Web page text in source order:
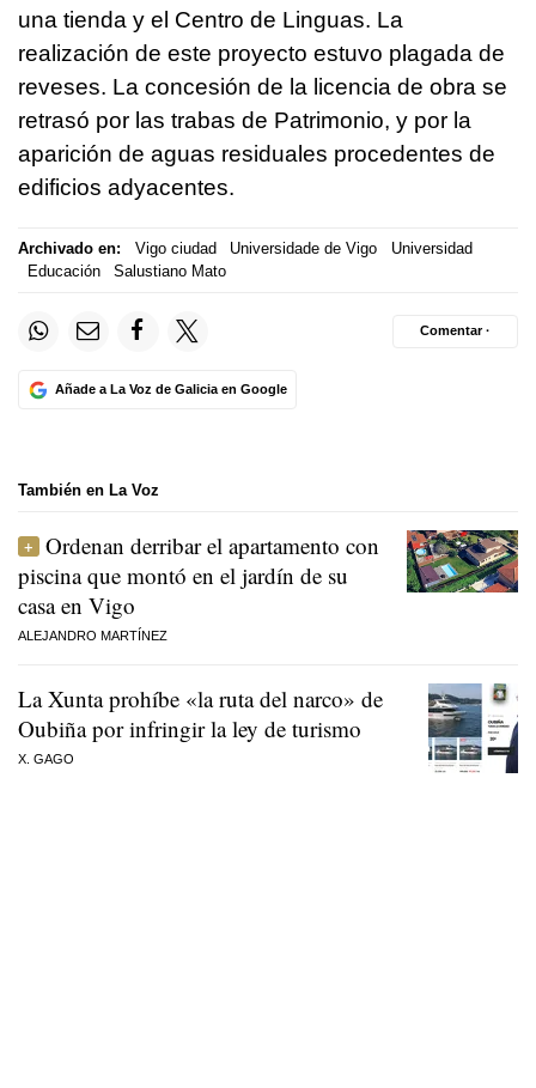
una tienda y el Centro de Linguas. La
realización de este proyecto estuvo plagada de
reveses. La concesión de la licencia de obra se
retrasó por las trabas de Patrimonio, y por la
aparición de aguas residuales procedentes de
edificios adyacentes.
Archivado en: Vigo ciudad Universidade de Vigo
Universidad
Educación
Salustiano Mato
Añade a La Voz de Galicia en Google
Comentar ·
También en La Voz
Ordenan derribar el apartamento con
piscina que montó en el jardín de su
casa en Vigo
ALEJANDRO MARTÍNEZ
La Xunta prohíbe «la ruta del narco» de
Oubiña por infringir la ley de turismo
X. GAGO